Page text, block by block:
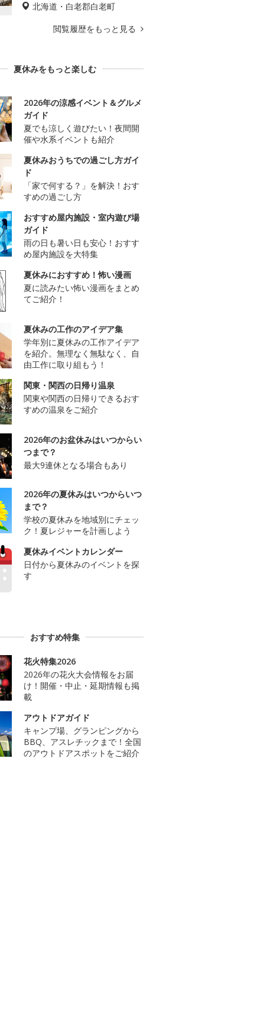
北海道・白老郡白老町
閲覧履歴をもっと見る
夏休みをもっと楽しむ
2026年の涼感イベント＆グルメ
ガイド
夏でも涼しく遊びたい！夜間開
催や水系イベントも紹介
夏休みおうちでの過ごし方ガイ
ド
「家で何する？」を解決！おす
すめの過ごし方
おすすめ屋内施設・室内遊び場
ガイド
雨の日も暑い日も安心！おすす
め屋内施設を大特集
夏休みにおすすめ！怖い漫画
夏に読みたい怖い漫画をまとめ
てご紹介！
夏休みの工作のアイデア集
学年別に夏休みの工作アイデア
を紹介。無理なく無駄なく、自
由工作に取り組もう！
関東・関西の日帰り温泉
関東や関西の日帰りできるおす
すめの温泉をご紹介
2026年のお盆休みはいつからい
つまで？
最大9連休となる場合もあり
2026年の夏休みはいつからいつ
まで？
学校の夏休みを地域別にチェッ
ク！夏レジャーを計画しよう
夏休みイベントカレンダー
日付から夏休みのイベントを探
す
おすすめ特集
花火特集2026
2026年の花火大会情報をお届
け！開催・中止・延期情報も掲
載
アウトドアガイド
キャンプ場、グランピングから
BBQ、アスレチックまで！全国
のアウトドアスポットをご紹介